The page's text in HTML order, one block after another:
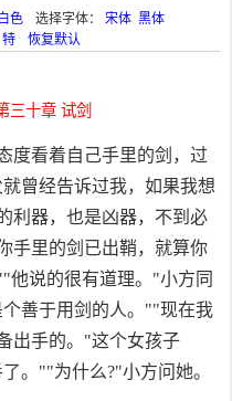
白色 选择字体： 宋体 黑体
特 恢复默认
三十章 试剑
度看着自己手里的剑，过
曾经告诉过我，如果我想
利器，也是凶器，不到必
手里的剑已出鞘，就算你
他说的很有道理。"小方同
善于用剑的人。""现在我
出手的。"这个女孩子
。""为什么?"小方问她。